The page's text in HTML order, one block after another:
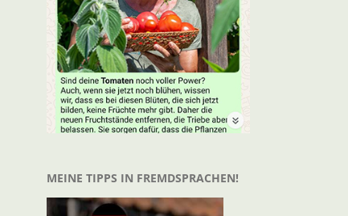
MEINE TIPPS IN FREMDSPRACHEN!